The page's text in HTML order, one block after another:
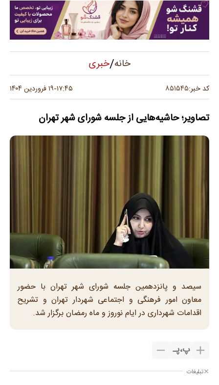
خانه/خبری
کد خبر:۸۵۱۵۴۵ ۱۷:۴۵-۱۹ فروردین ۱۴۰۴
تصاویر؛ حاشیه‌هایی از جلسه شورای شهر تهران
سیصد و پانزدهمین جلسه شورای شهر تهران با حضور
معاون امور فرهنگی و اجتماعی شهردار تهران و تشریح
اقدامات شهرداری در ایام نوروز و ماه رمضان برگزار شد.
پ،پـ
تبلیغات